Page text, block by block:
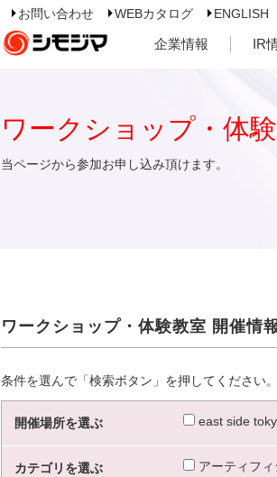
お問い合わせ WEBカタログ ENGLISH
企業情報 IR
ワークショップ・体
当ページから参加お申し込み頂けます。
ワークショップ・体験教室 開催情
条件を選んで「検索ボタン」を押してください
開催場所を選ぶ east side
カテゴリを選ぶ アーティフ